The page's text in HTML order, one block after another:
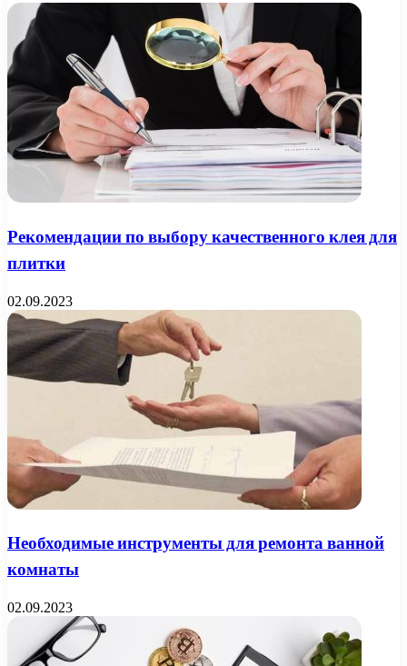
Рекомендации по выбору качественного клея для
плитки
02.09.2023
Необходимые инструменты для ремонта ванной
комнаты
02.09.2023